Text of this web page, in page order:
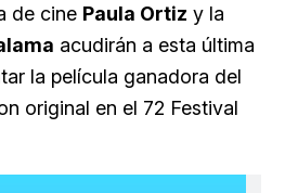
de cine Paula Ortiz y la
acudirán a esta última
la película ganadora del
original en el 72 Festival